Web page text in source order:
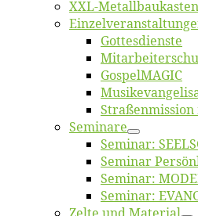
XXL-Me­­tal­l­­bau­­kas­­ten
Got­tes­diens­te
Gos­pel­MA­GIC
Se­mi­na­re
Se­mi­nar:
Se­mi­nar
Se­mi­nar:
Se­mi­nar: